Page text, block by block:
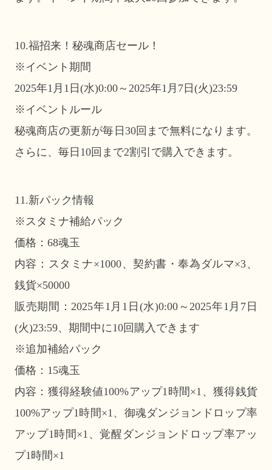
10.福招来！秘魂商店セール！
※イベント期間
2025年1月1日(水)0:00～2025年1月7日(火)23:59
※イベントルール
秘魂商店の更新が毎日30回まで無料になります。
さらに、毎日10回まで2割引で購入できます。
11.新パック情報
※スタミナ補給パック
価格：68魂玉
内容：スタミナ×1000、契約書・奉為ダルマ×3、
銭貨×50000
販売期間：2025年1月1日(水)0:00～2025年1月7日
(火)23:59、期間中に10回購入できます
※追加補給パック
価格：15魂玉
内容：獲得経験値100%アップ1時間×1、獲得銭貨
100%アップ1時間×1、御魂ダンジョンドロップ率
アップ1時間×1、覚醒ダンジョンドロップ率アッ
プ1時間×1